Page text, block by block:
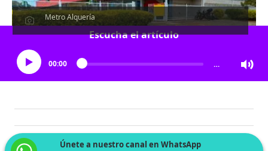
Metro Alquería
Escucha el artículo
00:00 …
Únete a nuestro canal en WhatsApp